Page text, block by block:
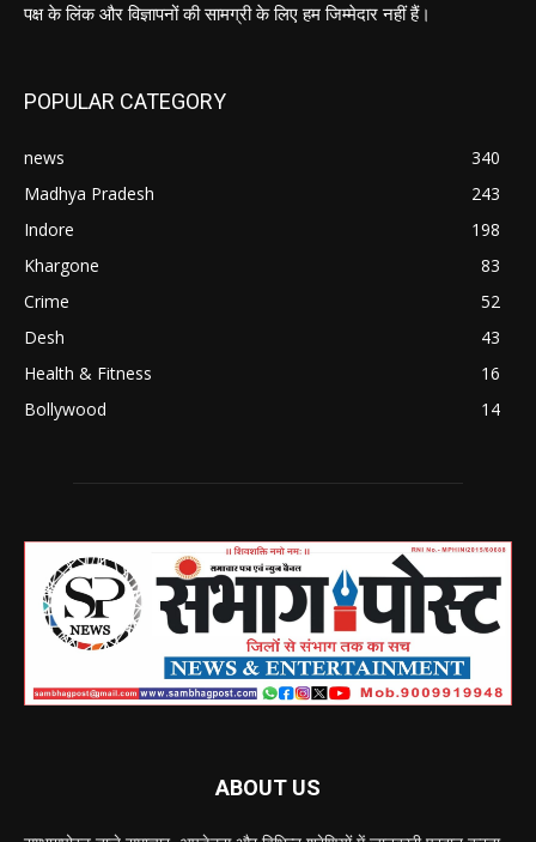
पक्ष के लिंक और विज्ञापनों की सामग्री के लिए हम जिम्मेदार नहीं हैं।
POPULAR CATEGORY
news
340
Madhya Pradesh
243
Indore
198
Khargone
83
Crime
52
Desh
43
Health & Fitness
16
Bollywood
14
ABOUT US